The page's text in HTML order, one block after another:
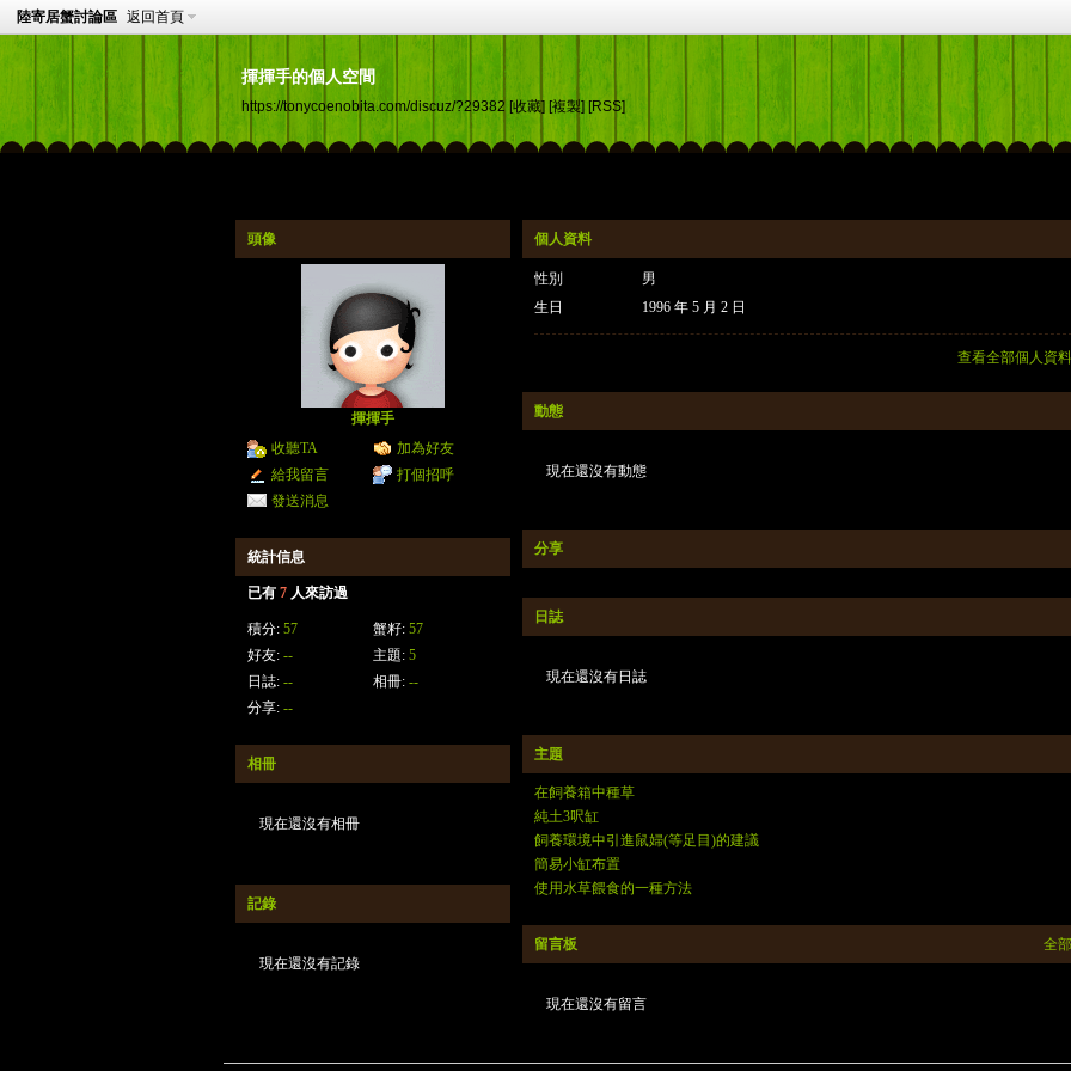
陸寄居蟹討論區 返回首頁
揮揮手的個人空間
https://tonycoenobita.com/discuz/?29382 [收藏] [複製] [RSS]
頭像
揮揮手
收聽TA
加為好友
給我留言
打個招呼
發送消息
統計信息
已有 7 人來訪過
積分: 57 蟹籽: 57
好友: -- 主題: 5
日誌: -- 相冊: --
分享: --
相冊
現在還沒有相冊
記錄
現在還沒有記錄
個人資料
性別
男
生日
1996 年 5 月 2 日
查看全部個人資料
動態
現在還沒有動態
分享
日誌
現在還沒有日誌
主題
在飼養箱中種草
純土3呎缸
飼養環境中引進鼠婦(等足目)的建議
簡易小缸布置
使用水草餵食的一種方法
留言板 全部
現在還沒有留言